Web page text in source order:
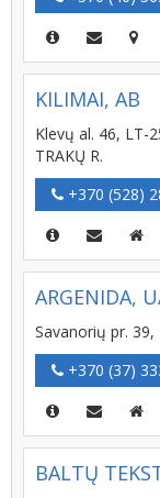
KILIMAI, AB
Klevų al. 46, LT-
TRAKŲ R.
+370 (528)
ARGENIDA,
Savanorių pr. 39,
+370 (37)
BALTŲ